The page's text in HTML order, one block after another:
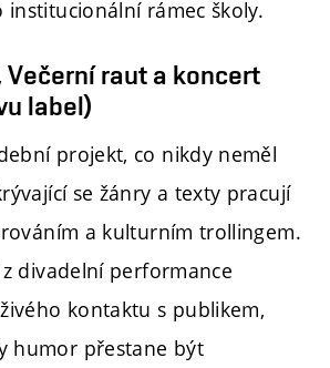
rámec školy.
Večerní raut a koncert
label)
projekt, co nikdy neměl
se žánry a texty pracují
a kulturním trollingem.
divadelní performance
kontaktu s publikem,
humor přestane být